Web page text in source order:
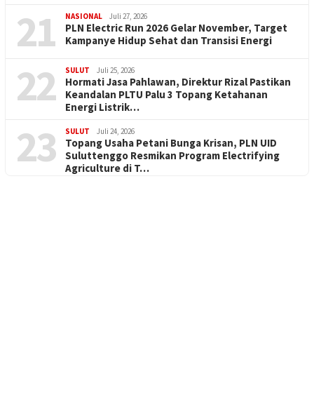
21 NASIONAL Juli 27, 2026
PLN Electric Run 2026 Gelar November, Target
Kampanye Hidup Sehat dan Transisi Energi
22 SULUT Juli 25, 2026
Hormati Jasa Pahlawan, Direktur Rizal Pastikan
Keandalan PLTU Palu 3 Topang Ketahanan
Energi Listrik…
23 SULUT Juli 24, 2026
Topang Usaha Petani Bunga Krisan, PLN UID
Suluttenggo Resmikan Program Electrifying
Agriculture di T…